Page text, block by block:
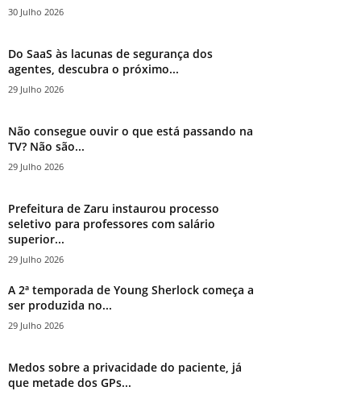
30 Julho 2026
Do SaaS às lacunas de segurança dos
agentes, descubra o próximo...
29 Julho 2026
Não consegue ouvir o que está passando na
TV? Não são...
29 Julho 2026
Prefeitura de Zaru instaurou processo
seletivo para professores com salário
superior...
29 Julho 2026
A 2ª temporada de Young Sherlock começa a
ser produzida no...
29 Julho 2026
Medos sobre a privacidade do paciente, já
que metade dos GPs...